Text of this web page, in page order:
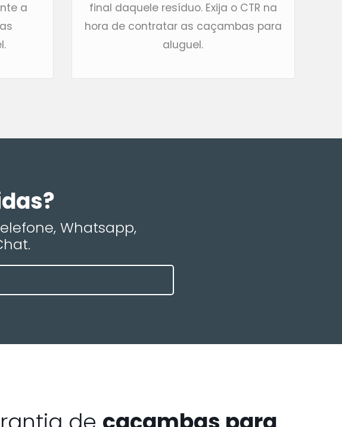
a
final daquele resíduo. Exija o CTR na
hora de contratar as caçambas para
aluguel.
Whatsapp,